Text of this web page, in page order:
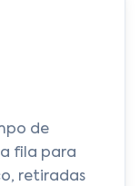
de
a fila para
retiradas